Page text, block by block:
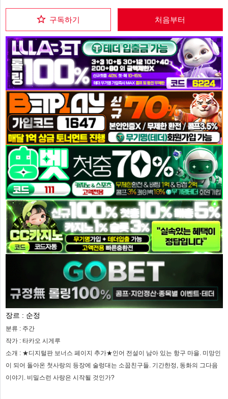
구독하기 처음부터
장르 : 순정
분류 : 주간
작가 : 타카오 시게루
소개 : ★디지털판 보너스 페이지 추가★인어 전설이 남아 있는 항구 마을. 미망인
이 되어 돌아온 첫사랑의 등장에 술렁대는 소꿉친구들. 기간한정, 동화의 그다음
이야기. 비밀스런 사랑은 시작될 것인가?